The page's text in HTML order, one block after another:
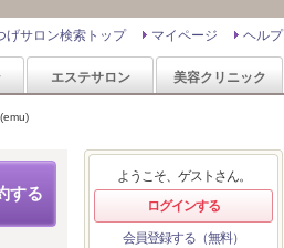
ヘルプ
マイページ
げサロン検索トップ
エステサロン 美容クリニック
する
ようこそ、ゲストさん。
ログインする
会員登録する（無料）